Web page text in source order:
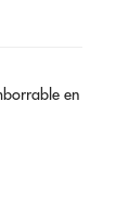
en